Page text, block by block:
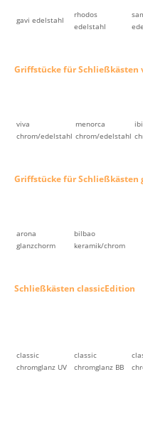
gavi edelstahl
rhodos
edelstahl
Griffstücke für Schließkästen
viva
chrom/edelstahl
menorca
chrom/edelstahl
Griffstücke für Schließkästen
arona
glanzchorm
bilbao
keramik/chrom
Schließkästen classicEdition
classic
chromglanz UV
classic
chromglanz BB